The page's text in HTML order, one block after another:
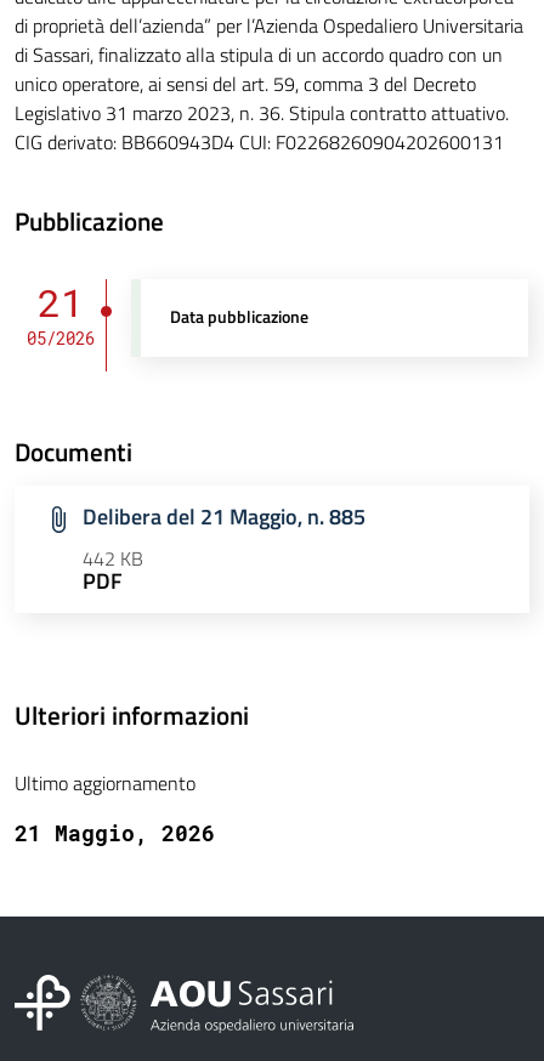
di proprietà dell’azienda” per l’Azienda Ospedaliero Universitaria
di Sassari, finalizzato alla stipula di un accordo quadro con un
unico operatore, ai sensi del art. 59, comma 3 del Decreto
Legislativo 31 marzo 2023, n. 36. Stipula contratto attuativo.
CIG derivato: BB660943D4 CUI: F02268260904202600131
Pubblicazione
21
05/2026
Data pubblicazione
Documenti
Delibera del 21 Maggio, n. 885
442 KB
PDF
Ulteriori informazioni
Ultimo aggiornamento
21 Maggio, 2026